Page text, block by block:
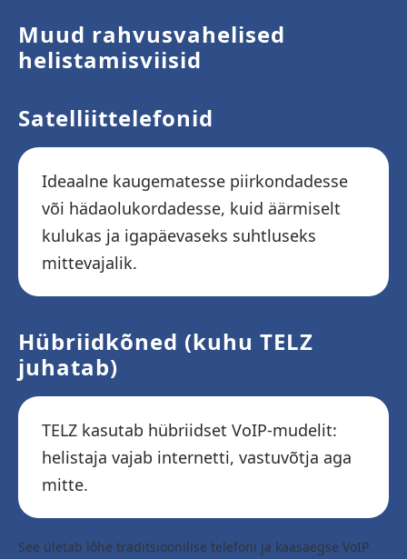
Muud rahvusvahelised
helistamisviisid
Satelliittelefonid
Ideaalne kaugematesse piirkondadesse
või hädaolukordadesse, kuid äärmiselt
kulukas ja igapäevaseks suhtluseks
mittevajalik.
Hübriidkõned (kuhu TELZ
juhatab)
TELZ kasutab hübriidset VoIP-mudelit:
helistaja vajab internetti, vastuvõtja aga
mitte.
See ületab lõhe traditsioonilise telefoni ja kaasaegse VoIP